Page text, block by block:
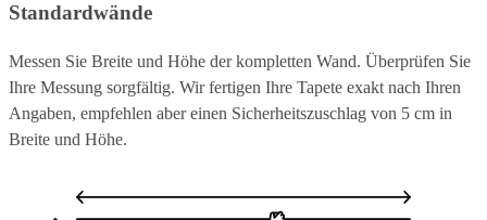
Standardwände
Messen Sie Breite und Höhe der kompletten Wand. Überprüfen Sie
Ihre Messung sorgfältig. Wir fertigen Ihre Tapete exakt nach Ihren
Angaben, empfehlen aber einen Sicherheitszuschlag von 5 cm in
Breite und Höhe.